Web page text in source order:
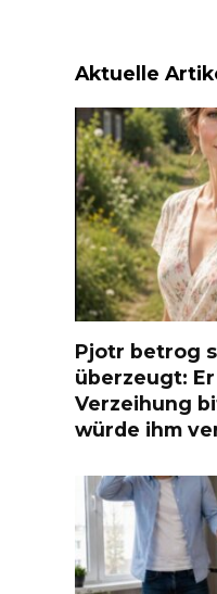
Aktuelle
Pjotr betrog
überzeugt:
Verzeihung
würde ihm